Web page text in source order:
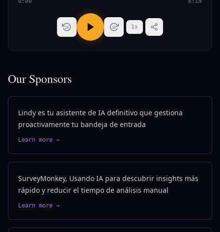
15 15 1x
Our Sponsors
Lindy es tu asistente de IA definitivo que gestiona
proactivamente tu bandeja de entrada
Learn more →
SurveyMonkey, Usando IA para descubrir insights más
rápido y reducir el tiempo de análisis manual
Learn more →